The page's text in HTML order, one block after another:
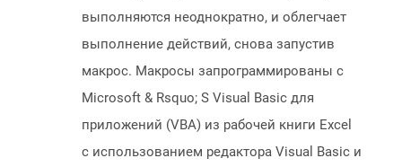
выполняются неоднократно, и облегчает
выполнение действий, снова запустив
макрос. Макросы запрограммированы с
Microsoft & Rsquo; S Visual Basic для
приложений (VBA) из рабочей книги Excel
с использованием редактора Visual Basic и